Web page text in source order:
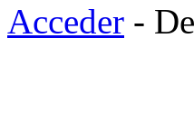
Acceder -